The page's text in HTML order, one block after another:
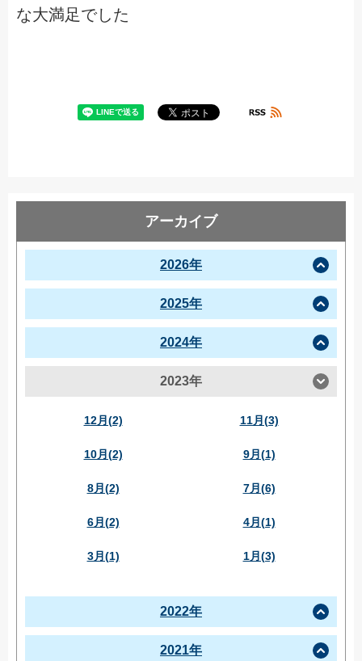
な大満足でした
アーカイブ
2026年
2025年
2024年
2023年
12月(2) 11月(3)
10月(2) 9月(1)
8月(2) 7月(6)
6月(2) 4月(1)
3月(1) 1月(3)
2022年
2021年